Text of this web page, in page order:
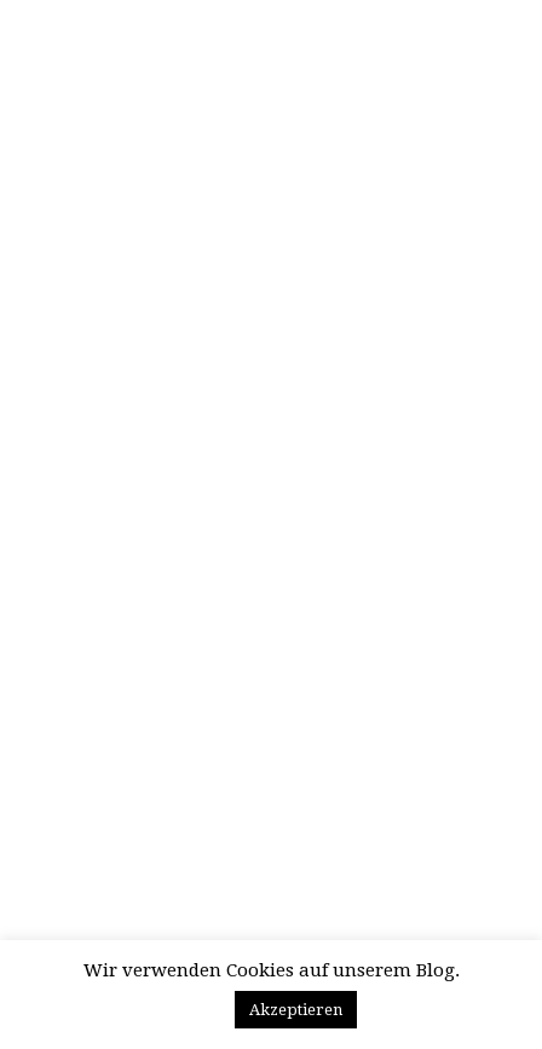
Wir verwenden Cookies auf unserem Blog.
Akzeptieren